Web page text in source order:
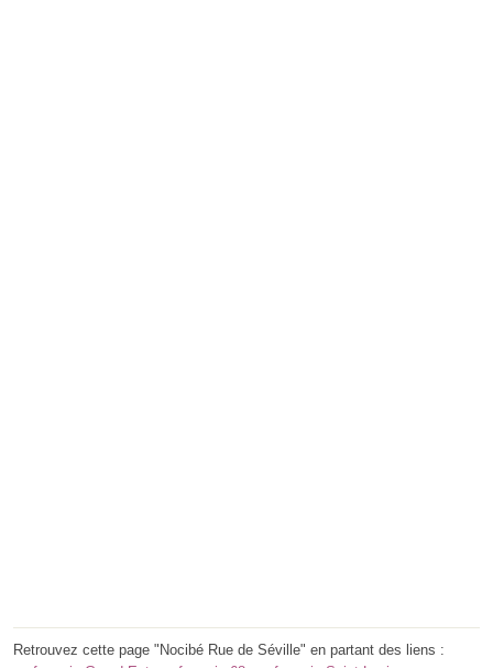
Retrouvez cette page "Nocibé Rue de Séville" en partant des liens :